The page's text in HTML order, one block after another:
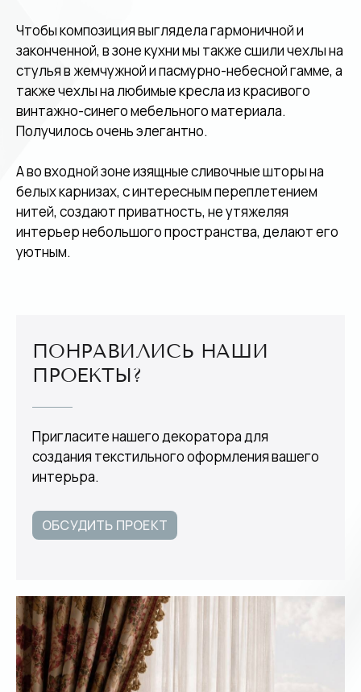
Чтобы композиция выглядела гармоничной и
законченной, в зоне кухни мы также сшили чехлы на
стулья в жемчужной и пасмурно-небесной гамме, а
также чехлы на любимые кресла из красивого
винтажно-синего мебельного материала.
Получилось очень элегантно.
А во входной зоне изящные сливочные шторы на
белых карнизах, с интересным переплетением
нитей, создают приватность, не утяжеляя
интерьер небольшого пространства, делают его
уютным.
ПОНРАВИЛИСЬ НАШИ
ПРОЕКТЫ?
Пригласите нашего декоратора для
создания текстильного оформления вашего
интерьра.
ОБСУДИТЬ ПРОЕКТ